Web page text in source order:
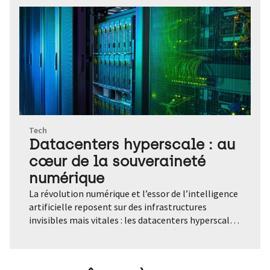
Tech
Datacenters hyperscale : au
cœur de la souveraineté
numérique
La révolution numérique et l’essor de l’intelligence
artificielle reposent sur des infrastructures
invisibles mais vitales : les datacenters hyperscale.
Sans eux, pas de cloud, pas d’IA générative, pas de